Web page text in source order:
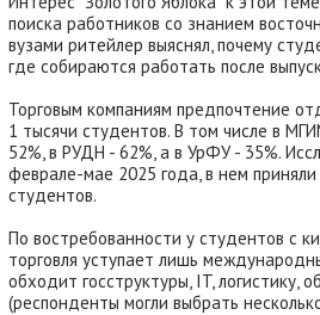
поиска работников со знанием
вузами ритейлер выяснял, почему
где собираются работать после
Торговым компаниям предпочтение
1 тысячи студентов. В том числе в
52%, в РУДН - 62%, а в УрФУ - 35%.
феврале-мае 2025 года, в нем
студентов.
По востребованности у студентов с
торговля уступает лишь
обходит госструктуры, IT, логистику,
(респонденты могли выбрать